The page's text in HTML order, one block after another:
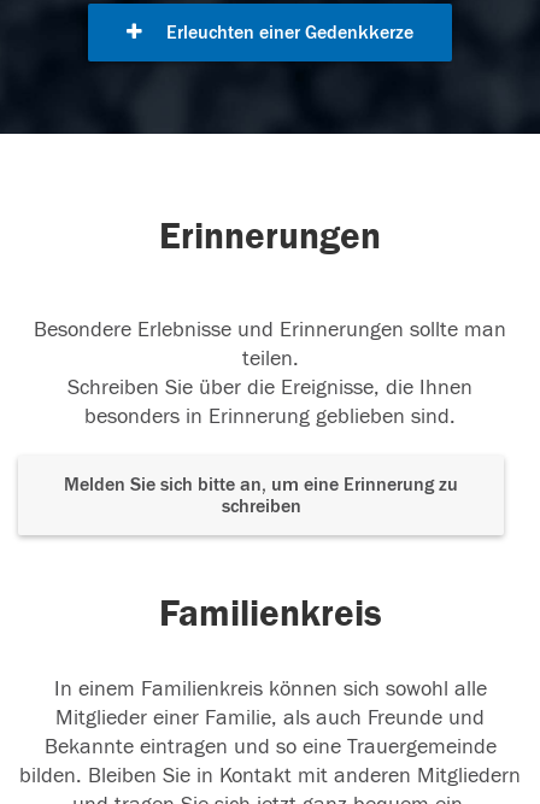
Erleuchten einer Gedenkkerze
Erinnerungen
Besondere Erlebnisse und Erinnerungen sollte man
teilen.
Schreiben Sie über die Ereignisse, die Ihnen
besonders in Erinnerung geblieben sind.
Melden Sie sich bitte an, um eine Erinnerung zu
schreiben
Familienkreis
In einem Familienkreis können sich sowohl alle
Mitglieder einer Familie, als auch Freunde und
Bekannte eintragen und so eine Trauergemeinde
bilden. Bleiben Sie in Kontakt mit anderen Mitgliedern